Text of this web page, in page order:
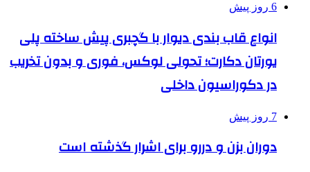
6 روز پیش
انواع قاب بندی دیوار با گچبری پیش ساخته پلی
یورتان دکارت؛ تحولی لوکس، فوری و بدون تخریب
در دکوراسیون داخلی
7 روز پیش
دوران بزن و دررو برای اشرار گذشته است